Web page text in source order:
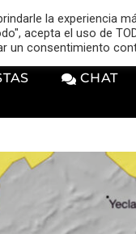
CHAT
la experiencia
acepta el uso de
un consentimiento